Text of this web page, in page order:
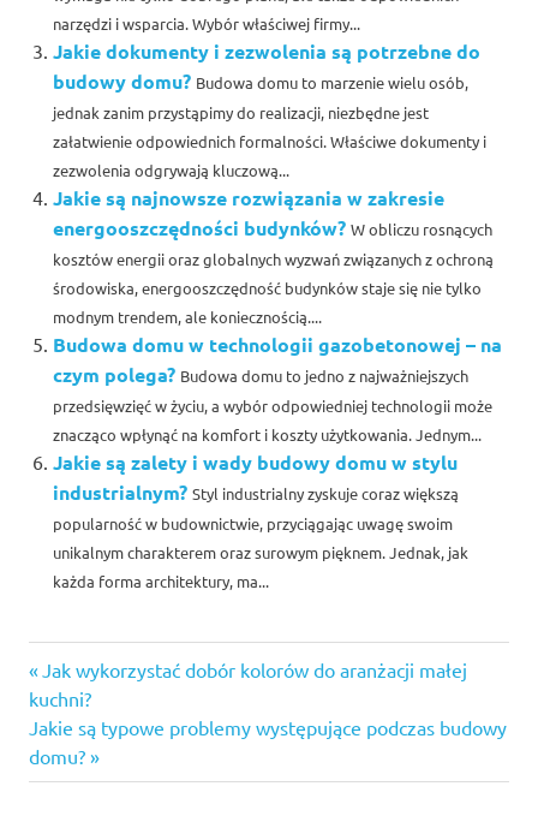
narzędzi i wsparcia. Wybór właściwej firmy...
Jakie dokumenty i zezwolenia są potrzebne do
budowy domu? Budowa domu to marzenie wielu osób,
jednak zanim przystąpimy do realizacji, niezbędne jest
załatwienie odpowiednich formalności. Właściwe dokumenty i
zezwolenia odgrywają kluczową...
Jakie są najnowsze rozwiązania w zakresie
energooszczędności budynków? W obliczu rosnących
kosztów energii oraz globalnych wyzwań związanych z ochroną
środowiska, energooszczędność budynków staje się nie tylko
modnym trendem, ale koniecznością....
Budowa domu w technologii gazobetonowej – na
czym polega? Budowa domu to jedno z najważniejszych
przedsięwzięć w życiu, a wybór odpowiedniej technologii może
znacząco wpłynąć na komfort i koszty użytkowania. Jednym...
Jakie są zalety i wady budowy domu w stylu
industrialnym? Styl industrialny zyskuje coraz większą
popularność w budownictwie, przyciągając uwagę swoim
unikalnym charakterem oraz surowym pięknem. Jednak, jak
każda forma architektury, ma...
Nawigacja
wpisu
Previous
Post:
Jak wykorzystać dobór kolorów do aranżacji małej
kuchni?
Next
Post:
Jakie są typowe problemy występujące podczas budowy
domu?